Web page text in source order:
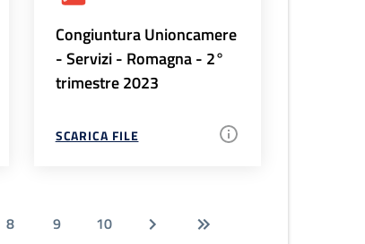
Congiuntura Unioncamere
- Servizi - Romagna - 2°
trimestre 2023
SCARICA FILE
8 9 10